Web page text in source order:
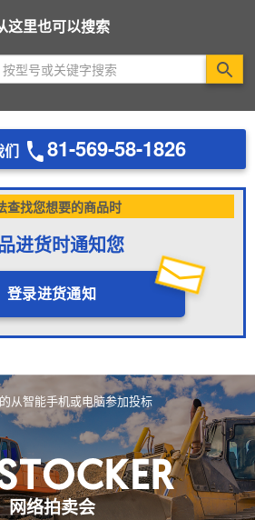
这里也可以搜索
们 81-569-58-1826
查找您想要的商品时
进货时通知您
登录进货通知
从智能手机或电脑参加投标
网络拍卖会